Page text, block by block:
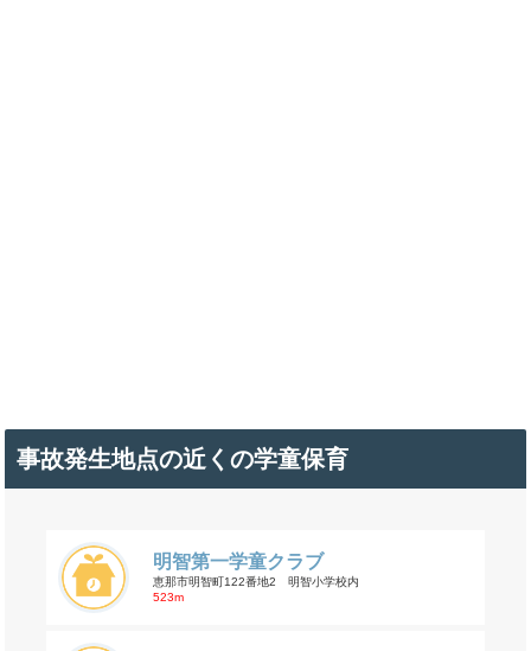
事故発生地点の近くの学童保育
明智第一学童クラブ
恵那市明智町122番地2 明智小学校内
523m